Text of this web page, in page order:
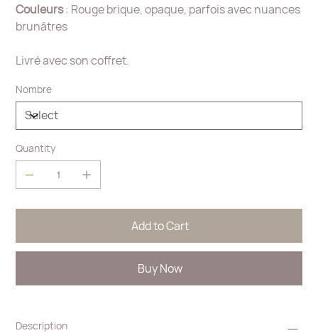
Couleurs: Rouge brique, opaque, parfois avec nuances
brunâtres
Livré avec son coffret.
Nombre
Quantity
Add to Cart
Buy Now
Description